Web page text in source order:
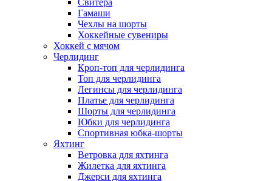
Гамаши
Чехлы на шорты
Хоккейные сувениры
Хоккей с мячом
Черлидинг
Кроп-топ для черлидинга
Топ для черлидинга
Легинсы для черлидинга
Платье для черлидинга
Шорты для черлидинга
Юбки для черлидинга
Спортивная юбка-шорты
Яхтинг
Ветровка для яхтинга
Жилетка для яхтинга
Джерси для яхтинга